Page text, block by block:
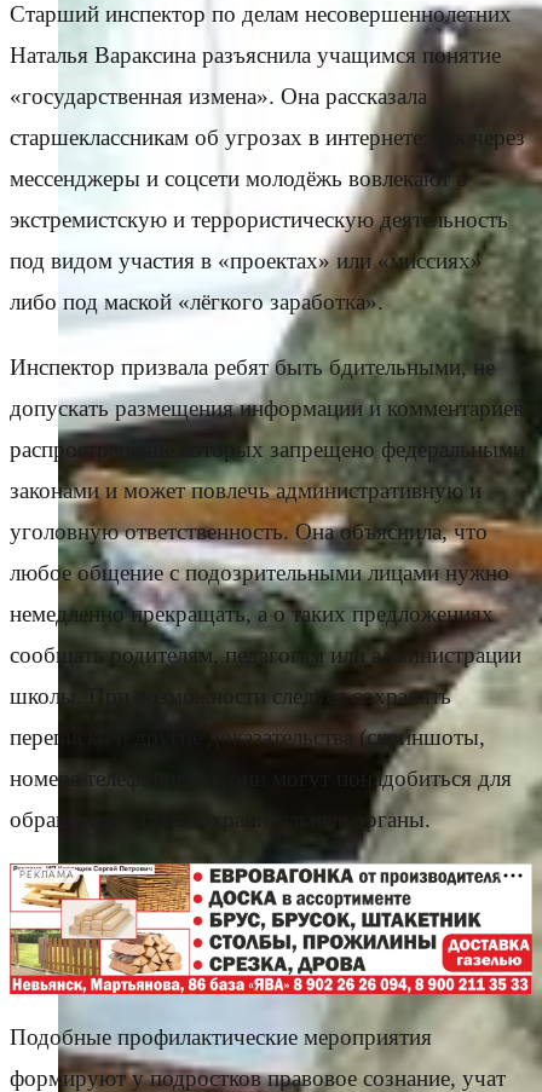
Старший инспектор по делам несовершеннолетних
Наталья Вараксина разъяснила учащимся понятие
«государственная измена». Она рассказала
старшеклассникам об угрозах в интернете: как через
мессенджеры и соцсети молодёжь вовлекают в
экстремистскую и террористическую деятельность
под видом участия в «проектах» или «миссиях»
либо под маской «лёгкого заработка».
Инспектор призвала ребят быть бдительными, не
допускать размещения информации и комментариев,
распространение которых запрещено федеральными
законами и может повлечь административную и
уголовную ответственность. Она объяснила, что
любое общение с подозрительными лицами нужно
немедленно прекращать, а о таких предложениях
сообщать родителям, педагогам или администрации
школы. При возможности следует сохранять
переписки и другие доказательства (скриншоты,
номера телефонов) — они могут понадобиться для
обращения в правоохранительные органы.
РЕКЛАМА
Подобные профилактические мероприятия
формируют у подростков правовое сознание, учат